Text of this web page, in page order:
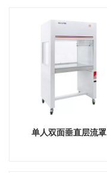
单人双面垂直层流罩